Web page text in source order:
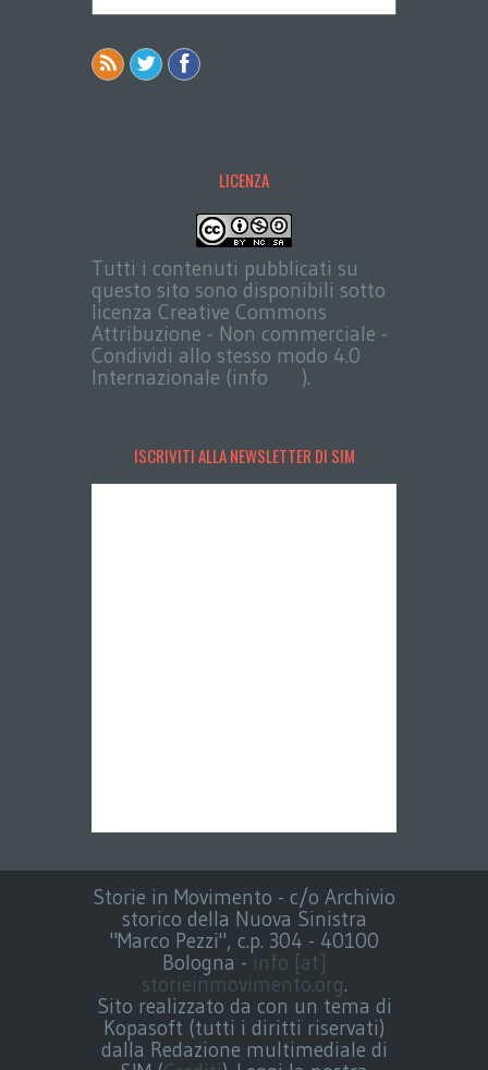
LICENZA
Tutti i contenuti pubblicati su
questo sito sono disponibili sotto
licenza Creative Commons
Attribuzione - Non commerciale -
Condividi allo stesso modo 4.0
Internazionale (info
).
ISCRIVITI ALLA NEWSLETTER DI SIM
Storie in Movimento - c/o Archivio
storico della Nuova Sinistra
"Marco Pezzi", c.p. 304 - 40100
Bologna - info [at]
storieinmovimento.org.
Sito realizzato da con un tema di
Kopasoft (tutti i diritti riservati)
dalla Redazione multimediale di